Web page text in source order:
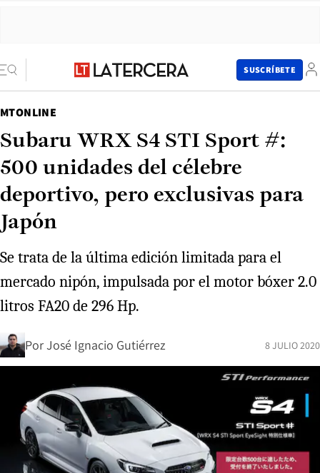
SUSCRÍBETE
MTONLINE
Subaru WRX S4 STI Sport #:
500 unidades del célebre
deportivo, pero exclusivas para
Japón
Se trata de la última edición limitada para el
mercado nipón, impulsada por el motor bóxer 2.0
litros FA20 de 296 Hp.
PorJosé Ignacio Gutiérrez 8 JULIO 2020